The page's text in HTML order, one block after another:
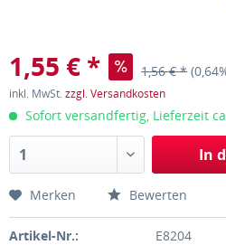
1,55 € * 1,56 € *
inkl. MwSt.zzgl. Versandkosten
Sofort versandfertig, Lieferzeit
In
Merken Bewerten
Artikel-Nr.: E8204